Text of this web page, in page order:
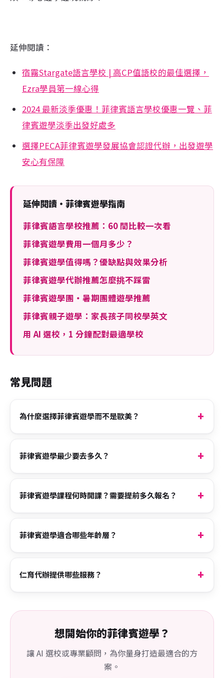
延伸閱讀：
宿霧Stargate語言學校 | 高CP值語校的最佳選擇，
Ezra學員第一線心得
2024 最新淡季優惠！菲律賓語言學校優惠一覽、菲
律賓遊學淡季出發好處多
選擇PECA菲律賓遊學發展協會認證代辦，出發遊學
安心有保障
延伸閱讀・菲律賓遊學指南
菲律賓語言學校推薦：60 間比較一次看
菲律賓遊學費用一個月多少？
菲律賓遊學值得嗎？優缺點與效果分析
菲律賓遊學代辦推薦怎麼挑不踩雷
菲律賓遊學團・暑期團體遊學推薦
菲律賓親子遊學：家長孩子同校學英文
用 AI 選校，1 分鐘配對最適學校
常見問題
為什麼選擇菲律賓遊學而不是歐美？
菲律賓遊學最少要去多久？
菲律賓遊學課程何時開課？需要提前多久報名？
菲律賓遊學適合哪些年齡層？
仁育代辦提供哪些服務？
想開始你的菲律賓遊學？
讓 AI 選校或專業顧問，為你量身打造最適合的方
案。